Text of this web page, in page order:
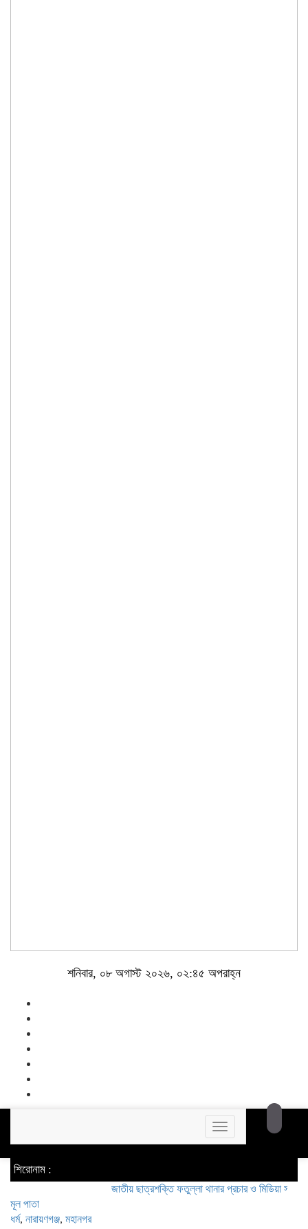
শনিবার, ০৮ অগাস্ট ২০২৬, ০২:৪৫ অপরাহ্ন
Toggle
navigation
শিরোনাম :
জাতীয় ছাত্রশক্তি ফতুল্লা থানার প্রচার ও মিডিয়া সম্পাদক হলেন
মূল পাতা
ধর্ম, নারায়ণগঞ্জ, মহানগর